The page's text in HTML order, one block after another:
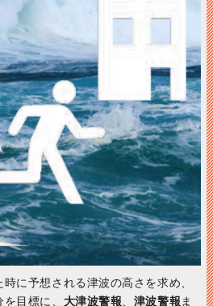
に予想される津波の高さを求め、
目標に、 大津波警報、 津波警報ま